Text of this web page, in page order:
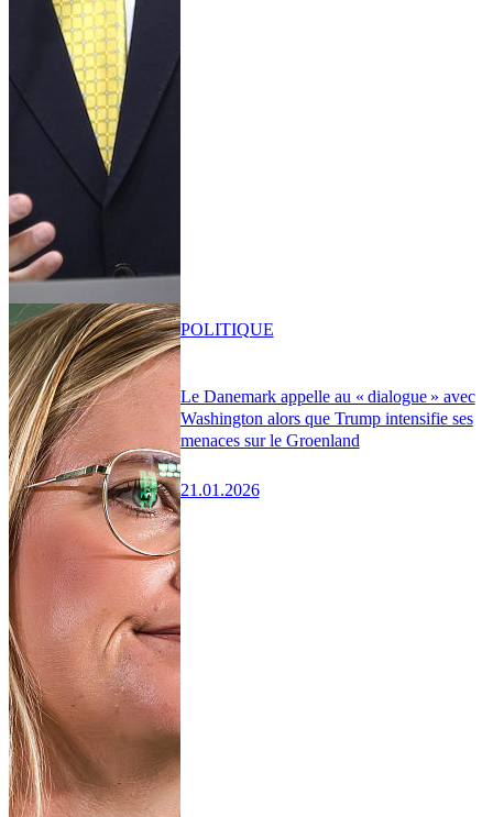
Le Danemark appelle au « dialogue » avec
Washington alors que Trump intensifie ses
menaces sur le Groenland
21.01.2026
POLITIQUE